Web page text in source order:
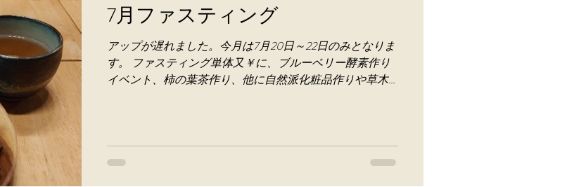
7月ファスティング
アップが遅れました。今月は7月20日～22日のみとなりま
す。 ファスティング単体又￥に、ブルーベリー酵素作り
イベント、柿の葉茶作り、他に自然派化粧品作りや草木